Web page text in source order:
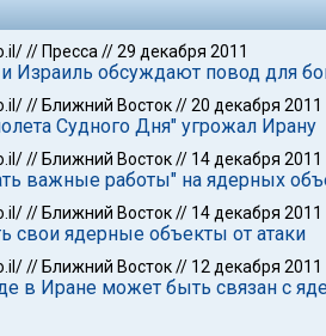
// Пресса //29 декабря 2011
Израиль обсуждают повод для
// Ближний Восток//20 декабря 2011
Судного Дня" угрожал Ирану
// Ближний Восток// 14 декабря 2011
важные работы" на ядерных
// Ближний Восток// 14 декабря 2011
свои ядерные объекты от атаки
// Ближний Восток// 12 декабря 2011
в Иране может быть связан с